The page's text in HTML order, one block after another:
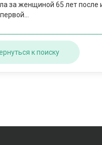
за женщиной 65 лет после
к поиску